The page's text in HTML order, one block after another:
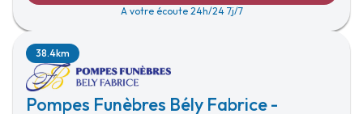
A votre écoute 24h/24 7j/7
Pompes Funèbres Bély Fabrice -
38.4km